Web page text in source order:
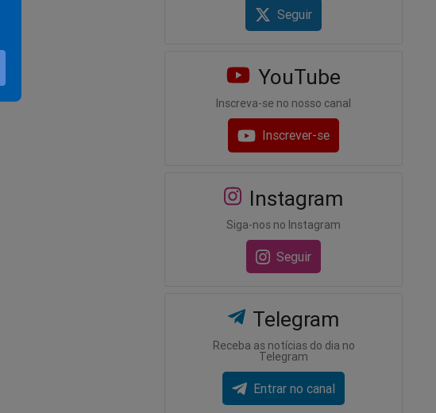
Seguir
YouTube
Inscreva-se no nosso canal
Inscrever-se
Instagram
Siga-nos no Instagram
Seguir
Telegram
Receba as notícias do dia no
Telegram
Entrar no canal